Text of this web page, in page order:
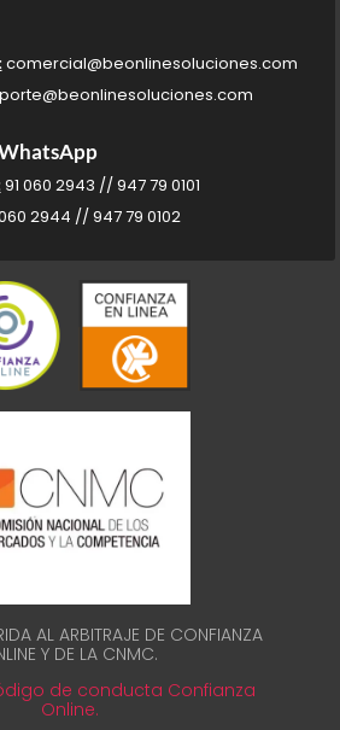
comercial@beonlinesoluciones.com
91 060 2943 // 947 79 0101
2944 // 947 79 0102
AL ARBITRAJE DE CONFIANZA
Y DE LA CNMC.
de conducta Confianza
Online.